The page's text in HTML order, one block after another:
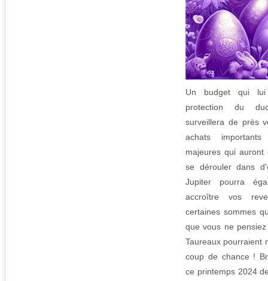
Un budget qui
protection du
surveillera de près
achats
majeures qui
se dérouler dans
Jupiter pourra
accroître vos
certaines sommes
que vous ne
Taureaux pourraient
coup de chance !
ce printemps 2024